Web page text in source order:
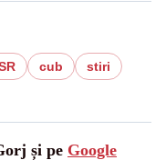
cub
stiri
și pe Google